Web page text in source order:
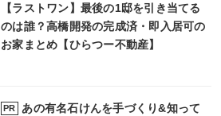
【ラストワン】最後の1邸を引き当てる
のは誰？高橋開発の完成済・即入居可の
お家まとめ【ひらつー不動産】
PR
あの有名石けんを手づくり&知って